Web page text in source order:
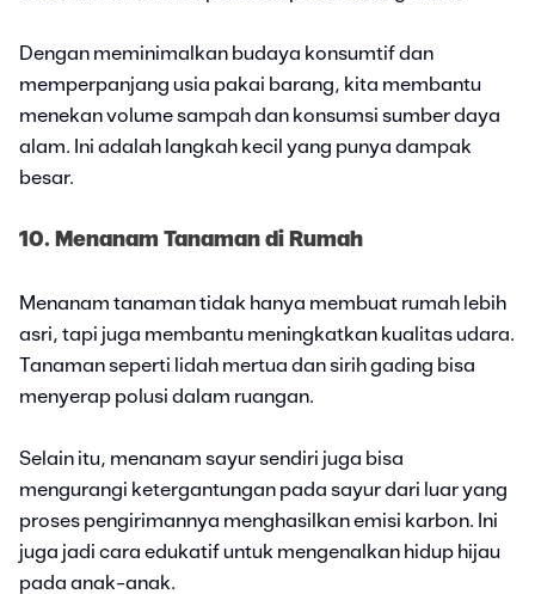
Dengan meminimalkan budaya konsumtif dan
memperpanjang usia pakai barang, kita membantu
menekan volume sampah dan konsumsi sumber daya
alam. Ini adalah langkah kecil yang punya dampak
besar.
10. Menanam Tanaman di Rumah
Menanam tanaman tidak hanya membuat rumah lebih
asri, tapi juga membantu meningkatkan kualitas udara.
Tanaman seperti lidah mertua dan sirih gading bisa
menyerap polusi dalam ruangan.
Selain itu, menanam sayur sendiri juga bisa
mengurangi ketergantungan pada sayur dari luar yang
proses pengirimannya menghasilkan emisi karbon. Ini
juga jadi cara edukatif untuk mengenalkan hidup hijau
pada anak-anak.